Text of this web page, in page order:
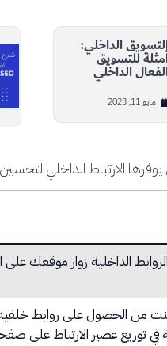
الداخلي:
للتسويق
الداخلي
مايو 11, 2023
الارتباط الداخلي
الداخلية زوار موقعك
من الحصول على روابط
في توزيع عصير الارتباط على